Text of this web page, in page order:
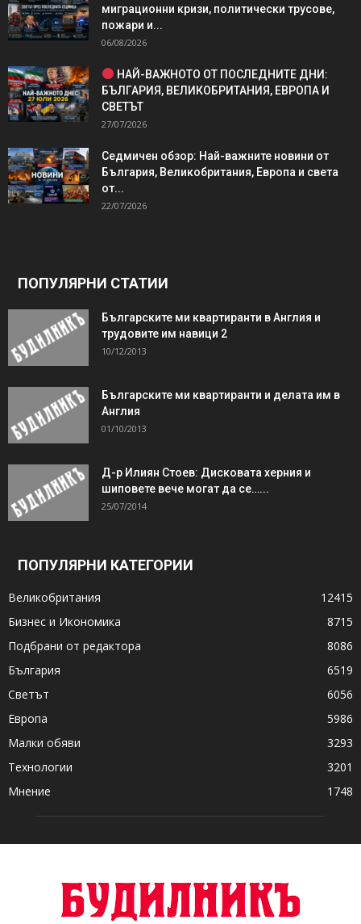
миграционни кризи, политически трусове,
пожари и...
06/08/2026
НАЙ-ВАЖНОТО ОТ ПОСЛЕДНИТЕ ДНИ:
БЪЛГАРИЯ, ВЕЛИКОБРИТАНИЯ, ЕВРОПА И
СВЕТЪТ
27/07/2026
Седмичен обзор: Най-важните новини от
България, Великобритания, Европа и света
от...
22/07/2026
ПОПУЛЯРНИ СТАТИИ
Българските ми квартиранти в Англия и
трудовите им навици 2
10/12/2013
Българските ми квартиранти и делата им в
Англия
01/10/2013
Д-р Илиян Стоев: Дисковата херния и
шиповете вече могат да се…...
25/07/2014
ПОПУЛЯРНИ КАТЕГОРИИ
Великобритания
12415
Бизнес и Икономика
8715
Подбрани от редактора
8086
България
6519
Светът
6056
Европа
5986
Малки обяви
3293
Технологии
3201
Мнение
1748